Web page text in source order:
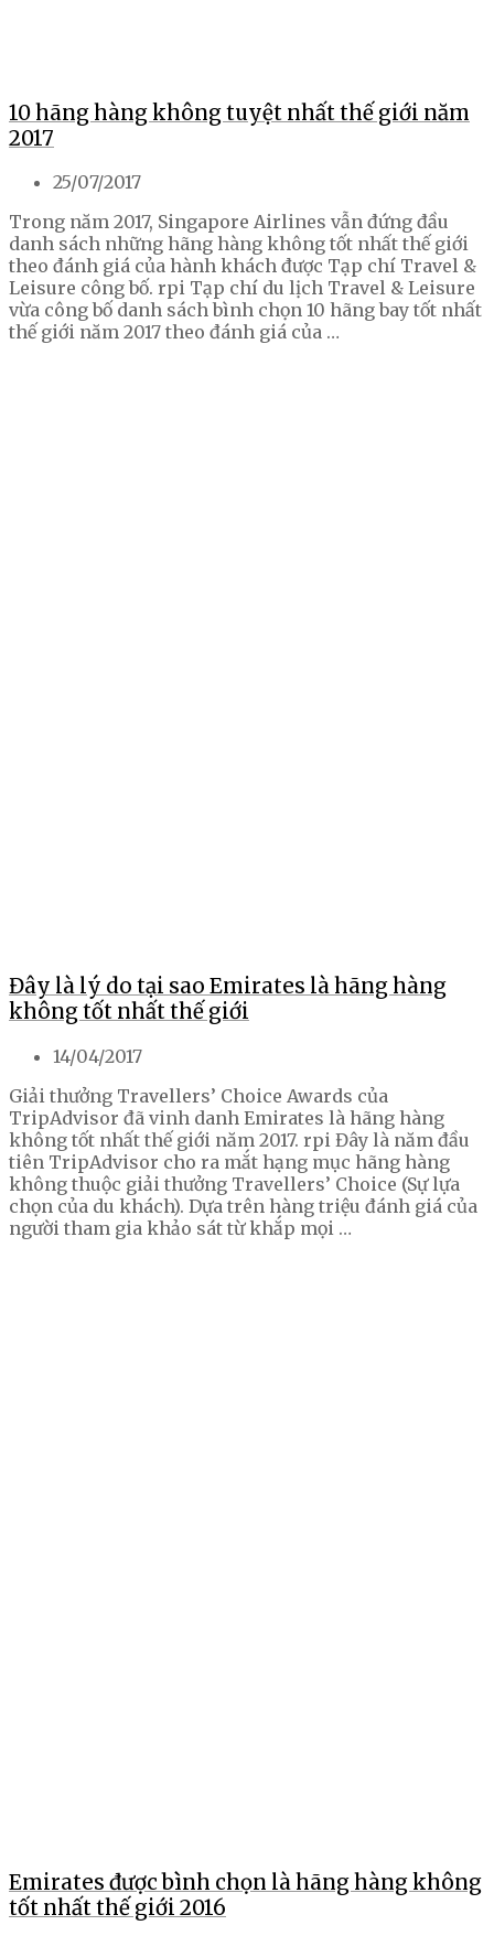
10 hãng hàng không tuyệt nhất thế giới năm
2017
25/07/2017
Trong năm 2017, Singapore Airlines vẫn đứng đầu
danh sách những hãng hàng không tốt nhất thế giới
theo đánh giá của hành khách được Tạp chí Travel &
Leisure công bố. rpi Tạp chí du lịch Travel & Leisure
vừa công bố danh sách bình chọn 10 hãng bay tốt nhất
thế giới năm 2017 theo đánh giá của …
Đây là lý do tại sao Emirates là hãng hàng
không tốt nhất thế giới
14/04/2017
Giải thưởng Travellers’ Choice Awards của
TripAdvisor đã vinh danh Emirates là hãng hàng
không tốt nhất thế giới năm 2017. rpi Đây là năm đầu
tiên TripAdvisor cho ra mắt hạng mục hãng hàng
không thuộc giải thưởng Travellers’ Choice (Sự lựa
chọn của du khách). Dựa trên hàng triệu đánh giá của
người tham gia khảo sát từ khắp mọi …
Emirates được bình chọn là hãng hàng không
tốt nhất thế giới 2016